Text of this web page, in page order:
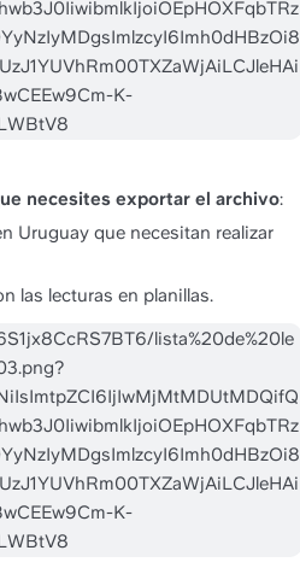
necesites exportar el archivo:
Uruguay que necesitan realizar
las lecturas en planillas.